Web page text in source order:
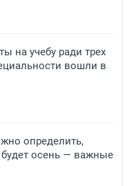
на учебу ради трех
вошли в
определить,
осень — важные